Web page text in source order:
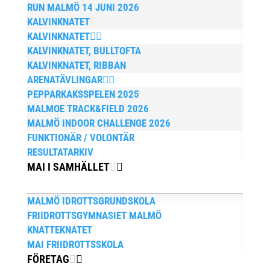
RUN MALMÖ 14 JUNI 2026
KALVINKNATET
KALVINKNATET
KALVINKNATET, BULLTOFTA
KALVINKNATET, RIBBAN
ARENATÄVLINGAR
PEPPARKAKSSPELEN 2025
MALMOE TRACK&FIELD 2026
MALMÖ INDOOR CHALLENGE 2026
FUNKTIONÄR / VOLONTÄR
RESULTATARKIV
MAI I SAMHÄLLET
MALMÖ IDROTTSGRUNDSKOLA
FRIIDROTTSGYMNASIET MALMÖ
KNATTEKNATET
MAI FRIIDROTTSSKOLA
FÖRETAG